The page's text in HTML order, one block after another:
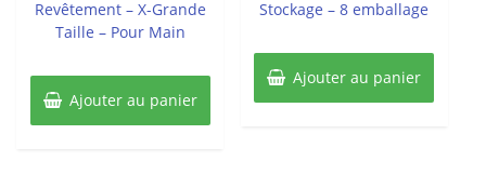
Revêtement – X-Grande
Taille – Pour Main
Ajouter au panier
Stockage – 8 emballage
Ajouter au panier